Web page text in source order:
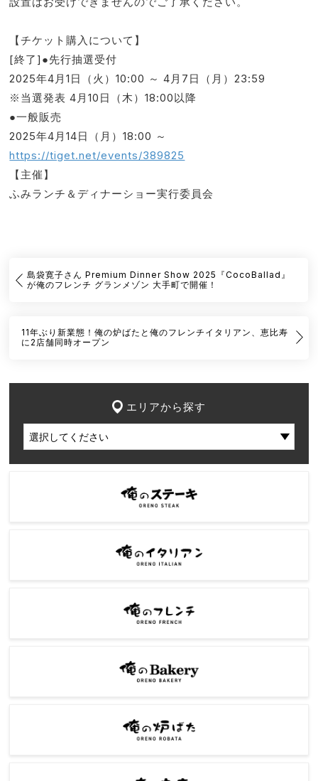
【チケット購入について】
[終了]●先行抽選受付
2025年4月1日（火）10:00 ～ 4月7日（月）23:59
※当選発表 4月10日（木）18:00以降
●一般販売
2025年4月14日（月）18:00 ～
https://tiget.net/events/389825
【主催】
ふみランチ＆ディナーショー実行委員会
島袋寛子さん Premium Dinner Show 2025『CocoBallad』
が俺のフレンチ グランメゾン 大手町で開催！
11年ぶり新業態！俺の炉ばたと俺のフレンチイタリアン、恵比寿
に2店舗同時オープン
エリアから探す